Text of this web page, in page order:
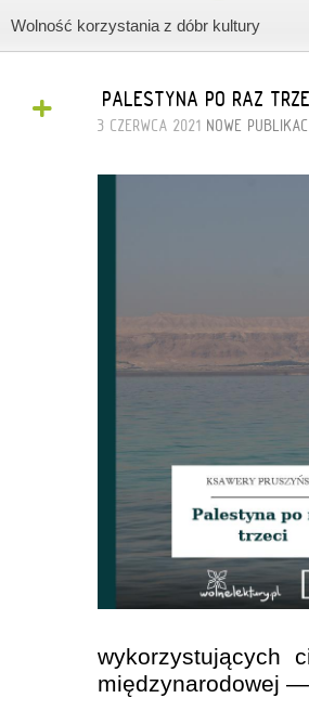
Wolność korzystania z dóbr kultury
+ „PALESTYNA PO RAZ
3 CZERWCA 2021 NOWE
wykorzystujących
międzynarodowej